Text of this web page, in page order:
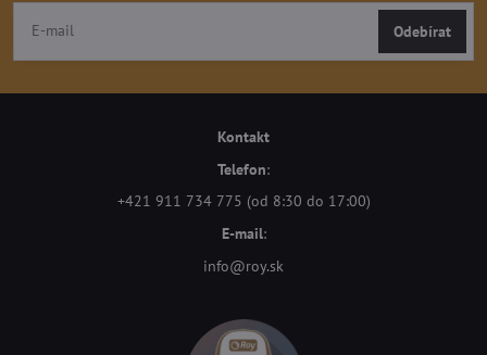
Odebírat
Kontakt
Telefon:
+421 911 734 775 (od 8:30 do 17:00)
E-mail:
info@roy.sk